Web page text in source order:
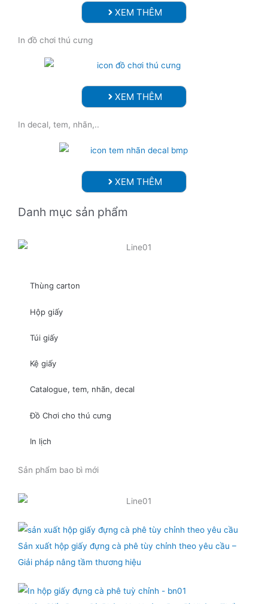
XEM THÊM
In đồ chơi thú cưng
XEM THÊM
In decal, tem, nhãn,..
XEM THÊM
Danh mục sản phẩm
Thùng carton
Hộp giấy
Túi giấy
Kệ giấy
Catalogue, tem, nhãn, decal
Đồ Chơi cho thú cưng
In lịch
Sản phẩm bao bì mới
Sản xuất hộp giấy đựng cà phê tùy chỉnh theo yêu cầu –
Giải pháp nâng tầm thương hiệu